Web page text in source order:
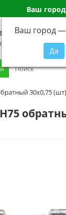
Ваш
Ваш город —
648-92-94
30х0,75 (шт)